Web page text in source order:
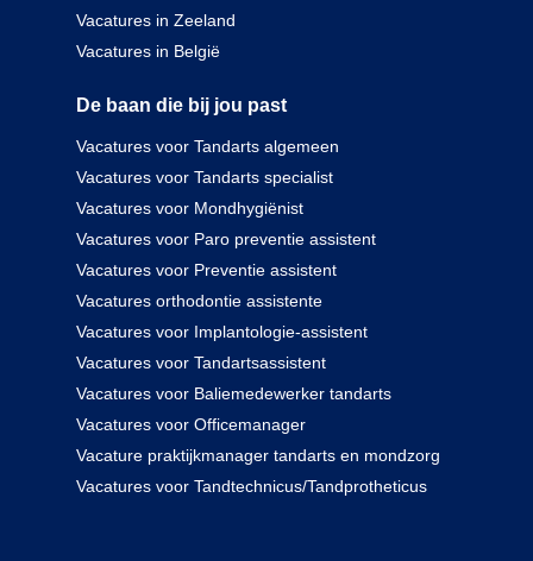
Vacatures in Zeeland
Vacatures in België
De baan die bij jou past
Vacatures voor Tandarts algemeen
Vacatures voor Tandarts specialist
Vacatures voor Mondhygiënist
Vacatures voor Paro preventie assistent
Vacatures voor Preventie assistent
Vacatures orthodontie assistente
Vacatures voor Implantologie-assistent
Vacatures voor Tandartsassistent
Vacatures voor Baliemedewerker tandarts
Vacatures voor Officemanager
Vacature praktijkmanager tandarts en mondzorg
Vacatures voor Tandtechnicus/Tandprotheticus